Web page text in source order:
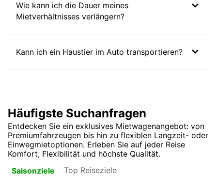
Wie kann ich die Dauer meines
Mietverhältnisses verlängern?
Kann ich ein Haustier im Auto transportieren?
Häufigste Suchanfragen
Entdecken Sie ein exklusives Mietwagenangebot: von
Premiumfahrzeugen bis hin zu flexiblen Langzeit- oder
Einwegmietoptionen. Erleben Sie auf jeder Reise
Komfort, Flexibilität und höchste Qualität.
Saisonziele
Top Reiseziele